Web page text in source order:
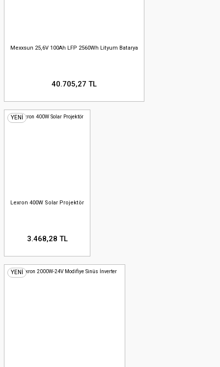
Mexxsun 25,6V 100Ah LFP 2560Wh Lityum Batarya
40.705,27 TL
YENİ
Lexron 400W Solar Projektör
3.468,28 TL
YENİ